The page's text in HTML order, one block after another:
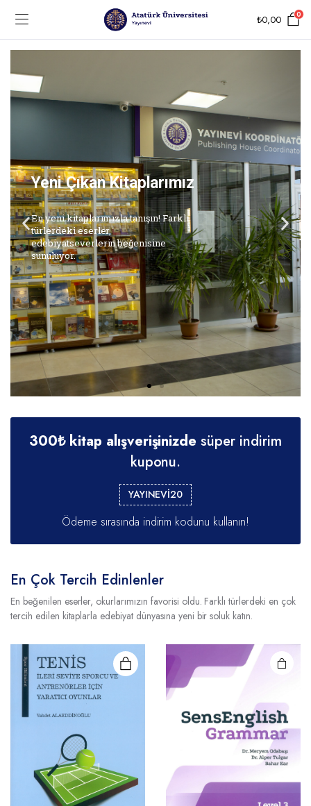
₺0,00 0
300₺ kitap alışverişinizdesüper indirim
kuponu.
YAYINEVİ20
Ödeme sırasında indirim kodunu kullanın!
En Çok Tercih Edinlenler
En beğenilen eserler, okurlarımızın favorisi oldu. Farklı türlerdeki en çok
tercih edilen kitaplarla edebiyat dünyasına yeni bir soluk katın.